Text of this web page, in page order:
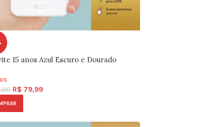
15 anos Azul Escuro e Dourado
R$ 79,99